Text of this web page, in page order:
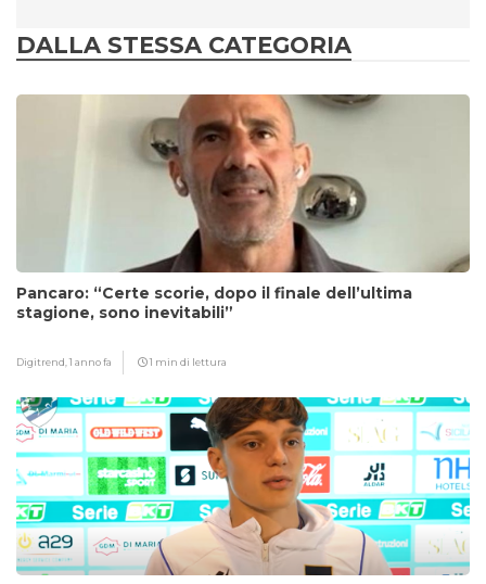
DALLA STESSA CATEGORIA
Pancaro: “Certe scorie, dopo il finale dell’ultima
stagione, sono inevitabili”
Digitrend,1 anno fa 1 min di lettura